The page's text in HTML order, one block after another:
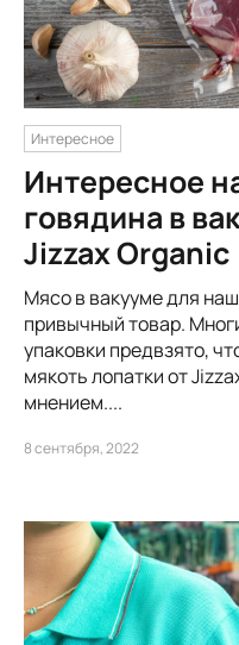
Интересное
Интересное
говядина в
Jizzax Organic
Мясо в вакууме для
привычный товар.
упаковки предвзято,
мякоть лопатки от
мнением....
8 сентября, 2022